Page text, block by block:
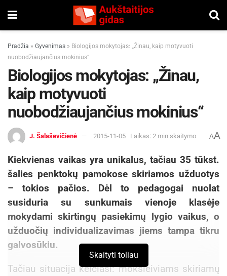
Pradžia » Gyvenimas » Biologijos mokytojas: „Žinau, kaip motyvuoti
nuobodžiaujančius mokinius“
Biologijos mokytojas: „Žinau,
kaip motyvuoti
nuobodžiaujančius mokinius“
J. Šalaševičienė 2015-11-05 Laikas: 2 min skaitymo AA
Kiekvienas vaikas yra unikalus, tačiau 35 tūkst.
šalies penktokų pamokose skiriamos užduotys
– tokios pačios. Dėl to pedagogai nuolat
susiduria su sunkumais vienoje klasėje
mokydami skirtingų pasiekimų lygio vaikus, o
užduočių individualizavimas jiems tampa tikru
galvosūkiu.
Tačiau situacija keičiasi: moksleiviams skiriamų
Skaityti toliau